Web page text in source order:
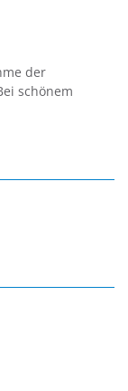
der
schönem